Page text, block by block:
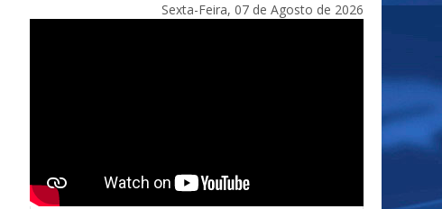
Sexta-Feira, 07 de Agosto de 2026